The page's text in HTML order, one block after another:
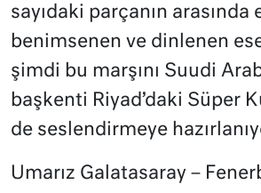
sayıdaki parçanın arasında
benimsenen ve dinlenen
şimdi bu marşını Suudi
başkenti Riyad’daki Süper
de seslendirmeye
Umarız Galatasaray –